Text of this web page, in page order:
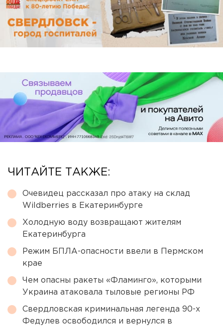
ЧИТАЙТЕ ТАКЖЕ:
Очевидец рассказал про атаку на склад
Wildberries в Екатеринбурге
Холодную воду возвращают жителям
Екатеринбурга
Режим БПЛА-опасности ввели в Пермском
крае
Чем опасны ракеты «Фламинго», которыми
Украина атаковала тыловые регионы РФ
Свердловская криминальная легенда 90-х
Федулев освободился и вернулся в